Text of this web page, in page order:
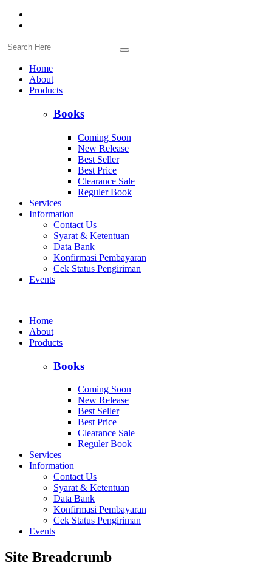
Home
About
Products
Books
Coming Soon
New Release
Best Seller
Best Price
Clearance Sale
Reguler Book
Services
Information
Contact Us
Syarat & Ketentuan
Data Bank
Konfirmasi Pembayaran
Cek Status Pengiriman
Events
Home
About
Products
Books
Coming Soon
New Release
Best Seller
Best Price
Clearance Sale
Reguler Book
Services
Information
Contact Us
Syarat & Ketentuan
Data Bank
Konfirmasi Pembayaran
Cek Status Pengiriman
Events
Site Breadcrumb